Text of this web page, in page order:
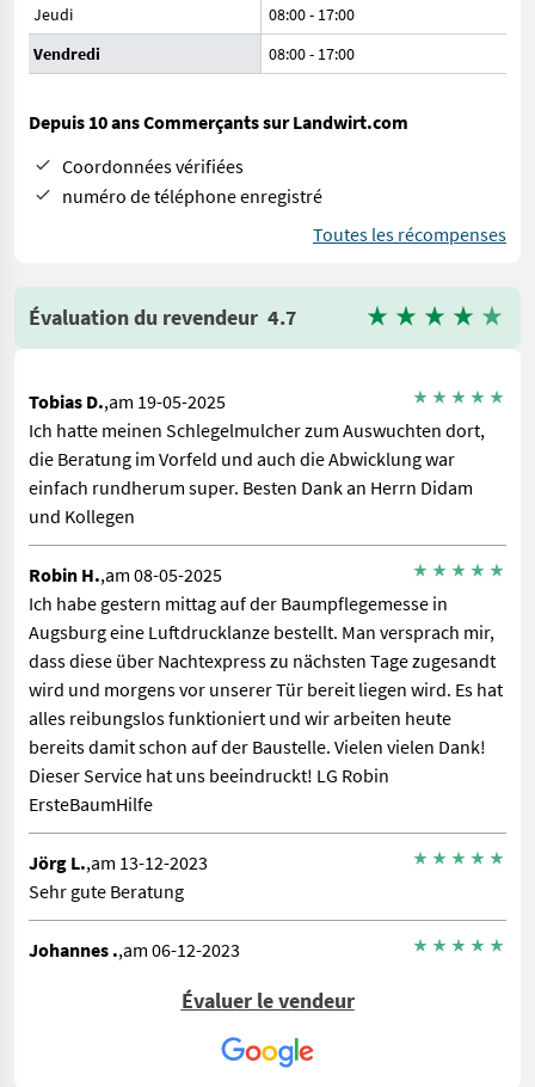
Jeudi 08:00- 17:00
Vendredi
08:00- 17:00
Depuis 10 ans Commerçants sur Landwirt.com
Coordonnées vérifiées
numéro de téléphone enregistré
Toutes les récompenses
Évaluation du revendeur 4.7
Tobias D.,am 19-05-2025
Ich hatte meinen Schlegelmulcher zum Auswuchten dort,
die Beratung im Vorfeld und auch die Abwicklung war
einfach rundherum super. Besten Dank an Herrn Didam
und Kollegen
Robin H.,am 08-05-2025
Ich habe gestern mittag auf der Baumpflegemesse in
Augsburg eine Luftdrucklanze bestellt. Man versprach mir,
dass diese über Nachtexpress zu nächsten Tage zugesandt
wird und morgens vor unserer Tür bereit liegen wird. Es hat
alles reibungslos funktioniert und wir arbeiten heute
bereits damit schon auf der Baustelle. Vielen vielen Dank!
Dieser Service hat uns beeindruckt! LG Robin
ErsteBaumHilfe
Jörg L.,am 13-12-2023
Sehr gute Beratung
Johannes .,am 06-12-2023
Service der Vogt GmbH in Anspruch zu nehmen, einmal
wegen einer kleinen Reparatur unseres Hackers, heute
wegen einer fälligen Inspektion an selbiger Maschine. Beide
Évaluer le vendeur